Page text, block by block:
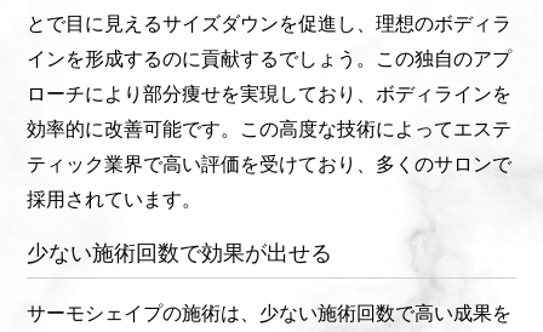
とで目に見えるサイズダウンを促進し、理想のボディラ
インを形成するのに貢献するでしょう。この独自のアプ
ローチにより部分痩せを実現しており、ボディラインを
効率的に改善可能です。この高度な技術によってエステ
ティック業界で高い評価を受けており、多くのサロンで
採用されています。
少ない施術回数で効果が出せる
サーモシェイプの施術は、少ない施術回数で高い成果を